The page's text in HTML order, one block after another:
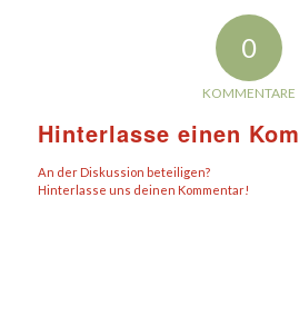
0
KOMMENTARE
Hinterlasse einen
An der Diskussion beteiligen?
Hinterlasse uns deinen Kommentar!